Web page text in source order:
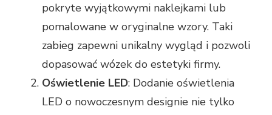
pokryte wyjątkowymi naklejkami lub
pomalowane w oryginalne wzory. Taki
zabieg zapewni unikalny wygląd i pozwoli
dopasować wózek do estetyki firmy.
Oświetlenie LED: Dodanie oświetlenia
LED o nowoczesnym designie nie tylko